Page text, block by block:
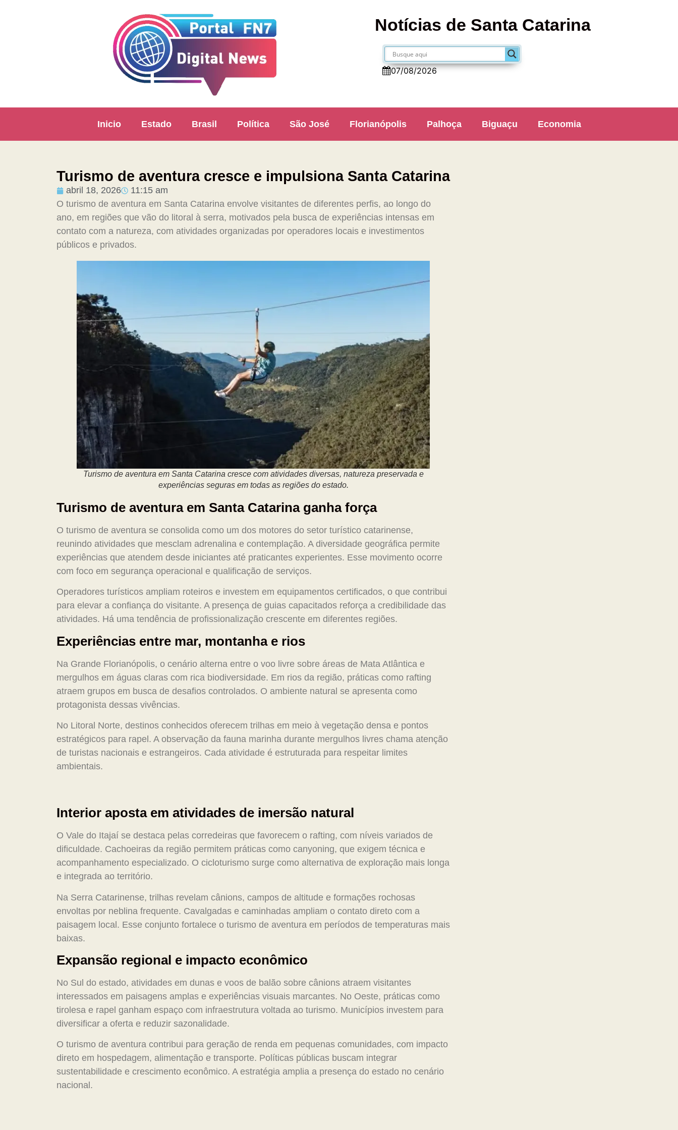
Notícias de Santa Catarina
07/08/2026
Inicio Estado Brasil Política São José Florianópolis Palhoça Biguaçu Economia
Turismo de aventura cresce e impulsiona Santa Catarina
abril 18, 2026
11:15 am
O turismo de aventura em Santa Catarina envolve visitantes de diferentes perfis, ao longo do
ano, em regiões que vão do litoral à serra, motivados pela busca de experiências intensas em
contato com a natureza, com atividades organizadas por operadores locais e investimentos
públicos e privados.
Turismo de aventura em Santa Catarina cresce com atividades diversas, natureza preservada e
experiências seguras em todas as regiões do estado.
Turismo de aventura em Santa Catarina ganha força
O turismo de aventura se consolida como um dos motores do setor turístico catarinense,
reunindo atividades que mesclam adrenalina e contemplação. A diversidade geográfica permite
experiências que atendem desde iniciantes até praticantes experientes. Esse movimento ocorre
com foco em segurança operacional e qualificação de serviços.
Operadores turísticos ampliam roteiros e investem em equipamentos certificados, o que contribui
para elevar a confiança do visitante. A presença de guias capacitados reforça a credibilidade das
atividades. Há uma tendência de profissionalização crescente em diferentes regiões.
Experiências entre mar, montanha e rios
Na Grande Florianópolis, o cenário alterna entre o voo livre sobre áreas de Mata Atlântica e
mergulhos em águas claras com rica biodiversidade. Em rios da região, práticas como rafting
atraem grupos em busca de desafios controlados. O ambiente natural se apresenta como
protagonista dessas vivências.
No Litoral Norte, destinos conhecidos oferecem trilhas em meio à vegetação densa e pontos
estratégicos para rapel. A observação da fauna marinha durante mergulhos livres chama atenção
de turistas nacionais e estrangeiros. Cada atividade é estruturada para respeitar limites
ambientais.
Interior aposta em atividades de imersão natural
O Vale do Itajaí se destaca pelas corredeiras que favorecem o rafting, com níveis variados de
dificuldade. Cachoeiras da região permitem práticas como canyoning, que exigem técnica e
acompanhamento especializado. O cicloturismo surge como alternativa de exploração mais longa
e integrada ao território.
Na Serra Catarinense, trilhas revelam cânions, campos de altitude e formações rochosas
envoltas por neblina frequente. Cavalgadas e caminhadas ampliam o contato direto com a
paisagem local. Esse conjunto fortalece o turismo de aventura em períodos de temperaturas mais
baixas.
Expansão regional e impacto econômico
No Sul do estado, atividades em dunas e voos de balão sobre cânions atraem visitantes
interessados em paisagens amplas e experiências visuais marcantes. No Oeste, práticas como
tirolesa e rapel ganham espaço com infraestrutura voltada ao turismo. Municípios investem para
diversificar a oferta e reduzir sazonalidade.
O turismo de aventura contribui para geração de renda em pequenas comunidades, com impacto
direto em hospedagem, alimentação e transporte. Políticas públicas buscam integrar
sustentabilidade e crescimento econômico. A estratégia amplia a presença do estado no cenário
nacional.